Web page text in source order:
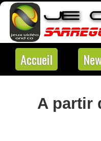
Accueil
A partir